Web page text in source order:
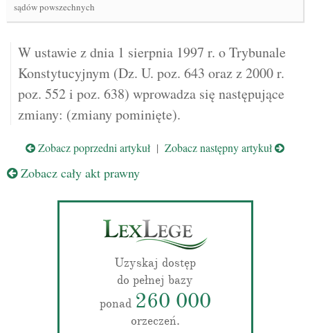
sądów powszechnych
W ustawie z dnia 1 sierpnia 1997 r. o Trybunale
Konstytucyjnym (Dz. U. poz. 643 oraz z 2000 r.
poz. 552 i poz. 638) wprowadza się następujące
zmiany: (zmiany pominięte).
Zobacz poprzedni artykuł | Zobacz następny artykuł
Zobacz cały akt prawny
Uzyskaj dostęp
do pełnej bazy
ponad 260 000
orzeczeń.